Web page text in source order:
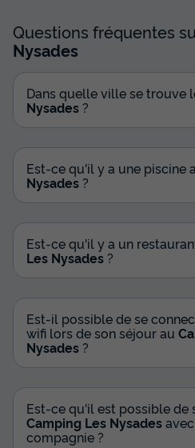
Questions fréquentes
Nysades
Dans quelle ville se trouve
Nysades ?
Est-ce qu'il y a une piscine
Nysades ?
Est-ce qu'il y a un
Les Nysades ?
Est-il possible de se
wifi lors de son séjour au
Nysades ?
Est-ce qu'il est possible de
Camping Les Nysades
compagnie ?